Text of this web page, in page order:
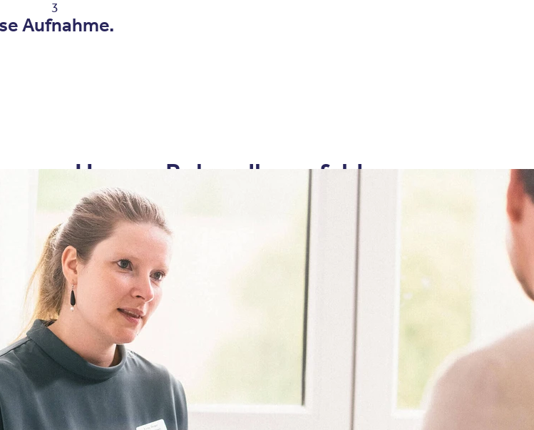
3
Aufnahme.
Unsere Behandlungsfelder
In den Oberberg Kliniken unterstützen wir Menschen
mit einer großen Bandbreite an psychischen
Erkrankungen – von ADHS bis hin zu
Zwangsstörungen. Erfahren Sie mehr über Symptome
und Diagnosen, machen Sie auf Wunsch einen unserer
Schnelltests und entdecken Sie, welcher unserer
Standorte auf Ihr Behandlungsbild spezialisiert ist.
Unsere Behandlungsfelder